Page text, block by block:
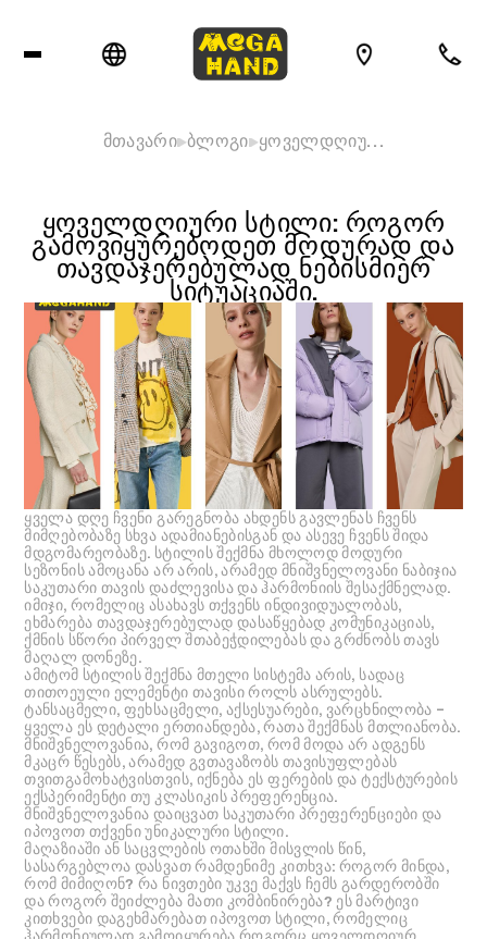
მთავარი ბლოგი ყოველდღიუ…
ᲧᲝᲕᲔᲚᲓᲦᲘᲣᲠᲘ ᲡᲢᲘᲚᲘ: ᲠᲝᲒᲝᲠ
ᲒᲐᲛᲝᲕᲘᲧᲣᲠᲔᲑᲝᲓᲔᲗ ᲛᲝᲓᲣᲠᲐᲓ ᲓᲐ
ᲗᲐᲕᲓᲐᲯᲔᲠᲔᲑᲣᲚᲐᲓ ᲜᲔᲑᲘᲡᲛᲘᲔᲠ
ᲡᲘᲢᲣᲐᲪᲘᲐᲨᲘ.
ყველა დღე ჩვენი გარეგნობა ახდენს გავლენას ჩვენს
მიმღებობაზე სხვა ადამიანებისგან და ასევე ჩვენს შიდა
მდგომარეობაზე. სტილის შექმნა მხოლოდ მოდური
სეზონის ამოცანა არ არის, არამედ მნიშვნელოვანი ნაბიჯია
საკუთარი თავის დაძლევისა და ჰარმონიის შესაქმნელად.
იმიჯი, რომელიც ასახავს თქვენს ინდივიდუალობას,
ეხმარება თავდაჯერებულად დასაწყებად კომუნიკაციას,
ქმნის სწორი პირველ შთაბეჭდილებას და გრძნობს თავს
მაღალ დონეზე.
ამიტომ სტილის შექმნა მთელი სისტემა არის, სადაც
თითოეული ელემენტი თავისი როლს ასრულებს.
ტანსაცმელი, ფეხსაცმელი, აქსესუარები, ვარცხნილობა –
ყველა ეს დეტალი ერთიანდება, რათა შექმნას მთლიანობა.
მნიშვნელოვანია, რომ გავიგოთ, რომ მოდა არ ადგენს
მკაცრ წესებს, არამედ გვთავაზობს თავისუფლებას
თვითგამოხატვისთვის, იქნება ეს ფერების და ტექსტურების
ექსპერიმენტი თუ კლასიკის პრეფერენცია.
მნიშვნელოვანია დაიცვათ საკუთარი პრეფერენციები და
იპოვოთ თქვენი უნიკალური სტილი.
მაღაზიაში ან საცვლების ოთახში მისვლის წინ,
სასარგებლოა დასვათ რამდენიმე კითხვა: როგორ მინდა,
რომ მიმიღონ? რა ნივთები უკვე მაქვს ჩემს გარდერობში
და როგორ შეიძლება მათი კომბინირება? ეს მარტივი
კითხვები დაგეხმარებათ იპოვოთ სტილი, რომელიც
ჰარმონიულად გამოიყურება როგორც ყოველდღიურ